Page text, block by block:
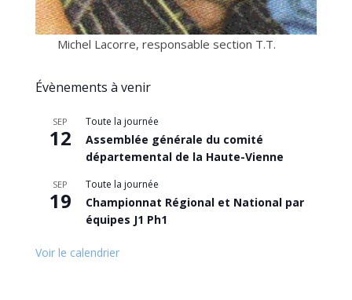
Michel Lacorre, responsable section T.T.
Évènements à venir
SEP
12
Toute la journée
Assemblée générale du comité
départemental de la Haute-Vienne
SEP
19
Toute la journée
Championnat Régional et National par
équipes J1 Ph1
Voir le calendrier